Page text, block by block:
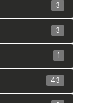
3
3
1
43